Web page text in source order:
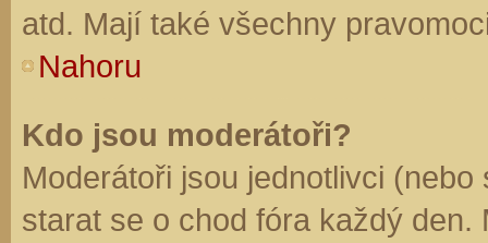
atd. Mají také všechny
Nahoru
Kdo jsou moderátoři?
Moderátoři jsou jednotlivci
starat se o chod fóra každý